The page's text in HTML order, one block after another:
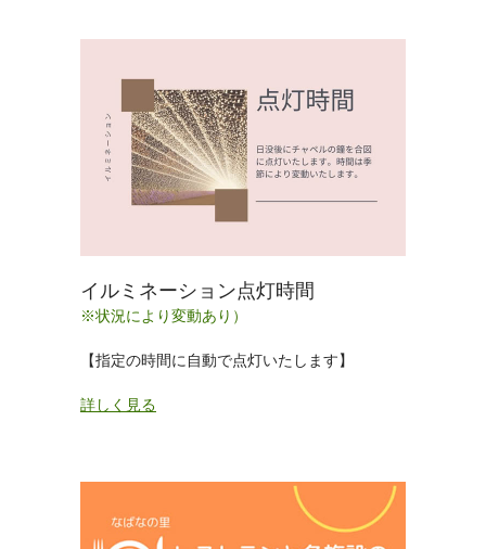
イルミネーション点灯時間
※状況により変動あり）
【指定の時間に自動で点灯いたします】
詳しく見る